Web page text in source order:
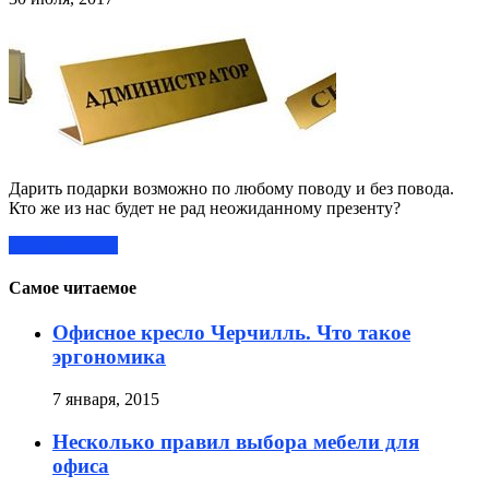
Дарить подарки возможно по любому поводу и без повода.
Кто же из нас будет не рад неожиданному презенту?
Самое читаемое
Офисное кресло Черчилль. Что такое
эргономика
7 января, 2015
Несколько правил выбора мебели для
офиса